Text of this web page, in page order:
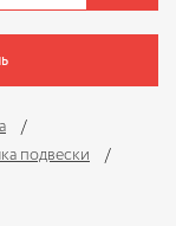
подвески